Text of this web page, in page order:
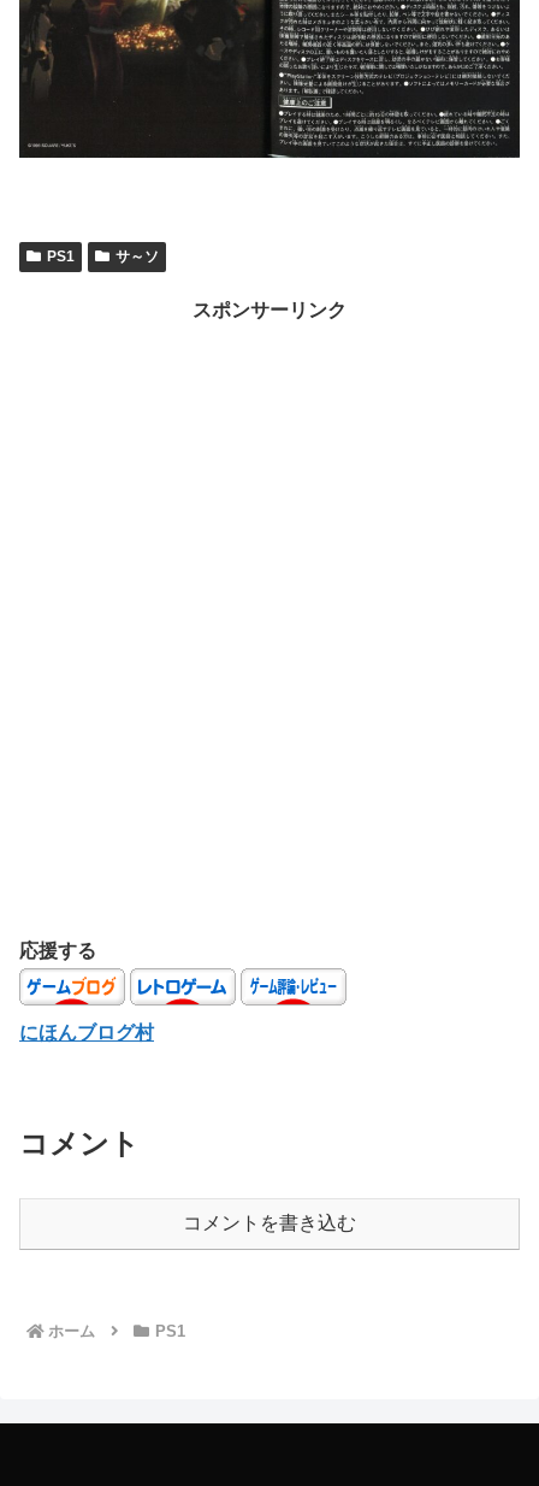
PS1 サ～ソ
スポンサーリンク
応援する
にほんブログ村
コメント
コメントを書き込む
ホーム PS1